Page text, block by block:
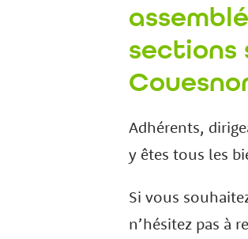
sections
Adhérents,
y êtes tous les
Si vous
n’hésitez pas à